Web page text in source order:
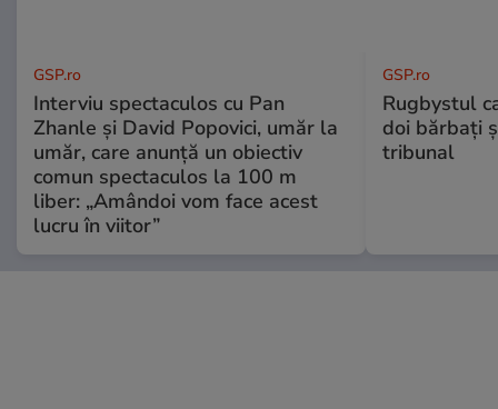
GSP.ro
Interviu spectaculos cu Pan
Zhanle și David Popovici, umăr la
umăr, care anunță un obiectiv
comun spectaculos la 100 m
liber: „Amândoi vom face acest
lucru în viitor”
GSP.ro
Rugbystul
doi bărbați
tribunal